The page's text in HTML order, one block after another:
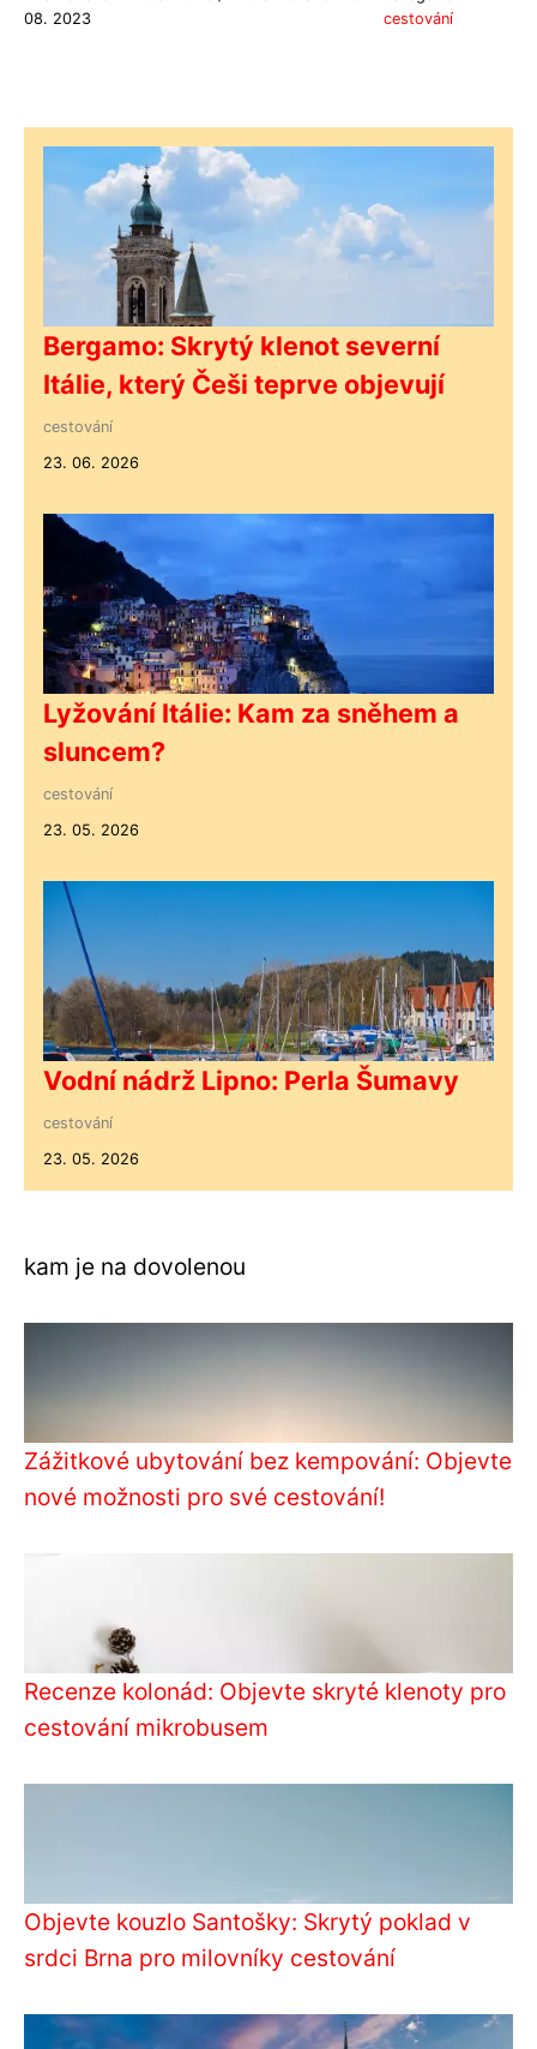
08. 2023
cestování
Bergamo: Skrytý klenot severní
Itálie, který Češi teprve objevují
cestování
23. 06. 2026
Lyžování Itálie: Kam za sněhem a
sluncem?
cestování
23. 05. 2026
Vodní nádrž Lipno: Perla Šumavy
cestování
23. 05. 2026
kam je na dovolenou
Zážitkové ubytování bez kempování: Objevte
nové možnosti pro své cestování!
Recenze kolonád: Objevte skryté klenoty pro
cestování mikrobusem
Objevte kouzlo Santošky: Skrytý poklad v
srdci Brna pro milovníky cestování